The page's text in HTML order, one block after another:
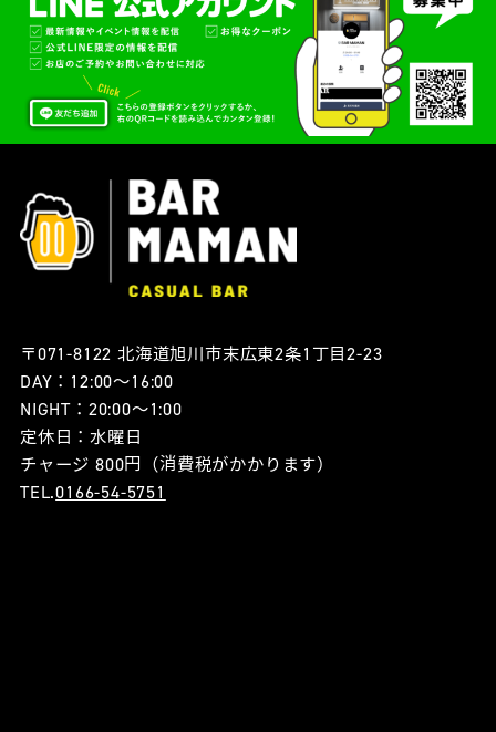
〒071-8122 北海道旭川市末広東2条1丁目2-23
DAY：12:00〜16:00
NIGHT：20:00〜1:00
定休日：水曜日
チャージ 800円（消費税がかかります）
TEL.0166-54-5751